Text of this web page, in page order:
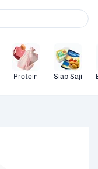
Protein Siap Saji